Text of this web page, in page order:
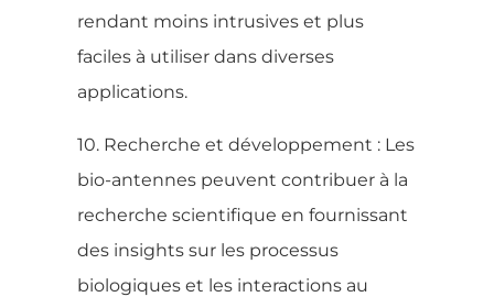
rendant moins intrusives et plus
faciles à utiliser dans diverses
applications.
10. Recherche et développement : Les
bio-antennes peuvent contribuer à la
recherche scientifique en fournissant
des insights sur les processus
biologiques et les interactions au